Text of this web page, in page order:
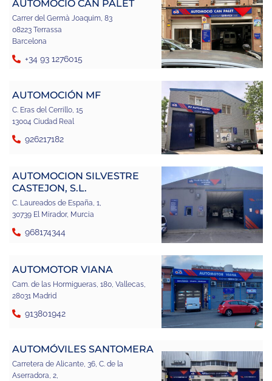
AUTOMOCIÓ CAN PALET
Carrer del Germà Joaquim, 83
08223 Terrassa
Barcelona
+34 93 1276015
AUTOMOCIÓN MF
C. Eras del Cerrillo, 15
13004 Ciudad Real
926217182
AUTOMOCION SILVESTRE
CASTEJON, S.L.
C. Laureados de España, 1,
30739 El Mirador, Murcia
968174344
AUTOMOTOR VIANA
Cam. de las Hormigueras, 180, Vallecas,
28031 Madrid
913801942
AUTOMÓVILES SANTOMERA
Carretera de Alicante, 36, C. de la
Aserradora, 2,